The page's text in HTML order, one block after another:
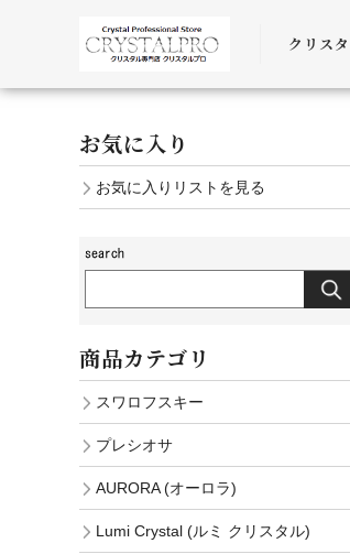
クリス
お気に入り
お気に入りリストを見る
商品カテゴリ
スワロフスキー
プレシオサ
AURORA (オーロラ)
Lumi Crystal (ルミ クリスタル)